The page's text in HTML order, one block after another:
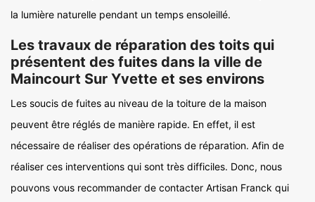
la lumière naturelle pendant un temps ensoleillé.
Les travaux de réparation des toits qui
présentent des fuites dans la ville de
Maincourt Sur Yvette et ses environs
Les soucis de fuites au niveau de la toiture de la maison
peuvent être réglés de manière rapide. En effet, il est
nécessaire de réaliser des opérations de réparation. Afin de
réaliser ces interventions qui sont très difficiles. Donc, nous
pouvons vous recommander de contacter Artisan Franck qui